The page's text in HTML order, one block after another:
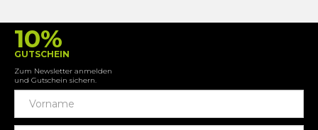
10%
GUTSCHEIN
Zum Newsletter anmelden
und Gutschein sichern.